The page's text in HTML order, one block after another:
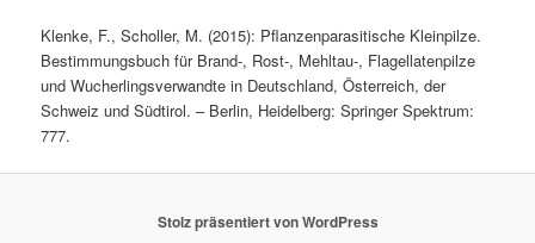
Klenke, F., Scholler, M. (2015): Pflanzenparasitische Kleinpilze.
Bestimmungsbuch für Brand-, Rost-, Mehltau-, Flagellatenpilze
und Wucherlingsverwandte in Deutschland, Österreich, der
Schweiz und Südtirol. – Berlin, Heidelberg: Springer Spektrum:
777.
Stolz präsentiert von WordPress